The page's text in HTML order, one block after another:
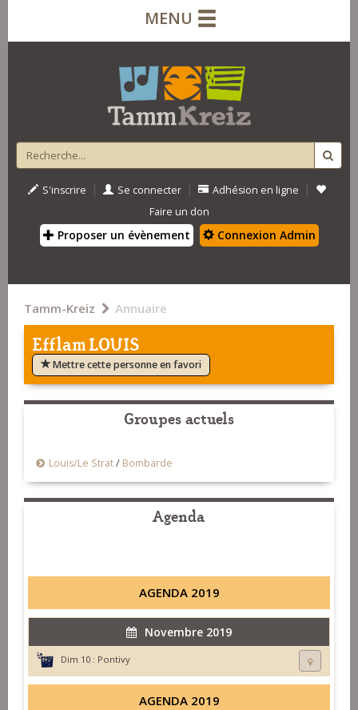
MENU
S'inscrire | Se connecter | Adhésion en ligne |
Faire un don
Proposer un évènement Connexion Admin
Tamm-Kreiz Annuaire
Efflam LOUIS
Mettre cette personne en favori
Groupes actuels
Louis/Le Strat/ Bombarde
Agenda
AGENDA 2019
Novembre 2019
Dim 10 : Pontivy
AGENDA 2019